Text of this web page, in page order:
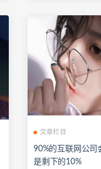
文章栏目
90%的互联网公司
是剩下的10%